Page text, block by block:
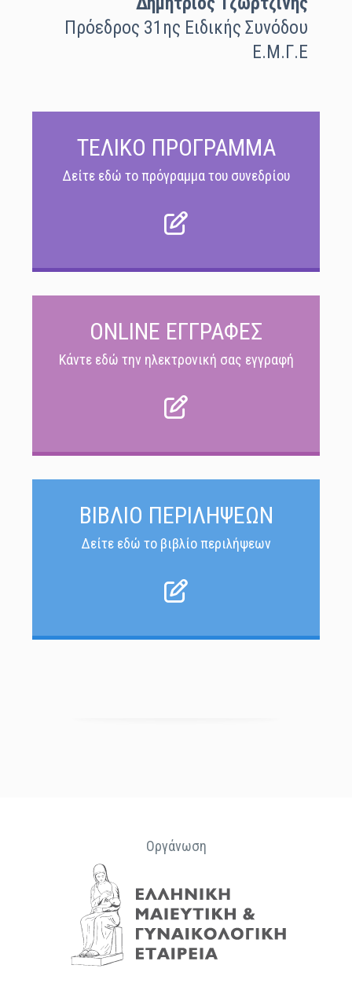
Πρόεδρος 31ης Ειδικής Συνόδου
Ε.Μ.Γ.Ε
ΤΕΛΙΚΟ ΠΡΟΓΡΑΜΜΑ
Δείτε εδώ το πρόγραμμα του συνεδρίου
ONLINE ΕΓΓΡΑΦΕΣ
Κάντε εδώ την ηλεκτρονική σας εγγραφή
ΒΙΒΛΙΟ ΠΕΡΙΛΗΨΕΩΝ
Δείτε εδώ το βιβλίο περιλήψεων
Οργάνωση